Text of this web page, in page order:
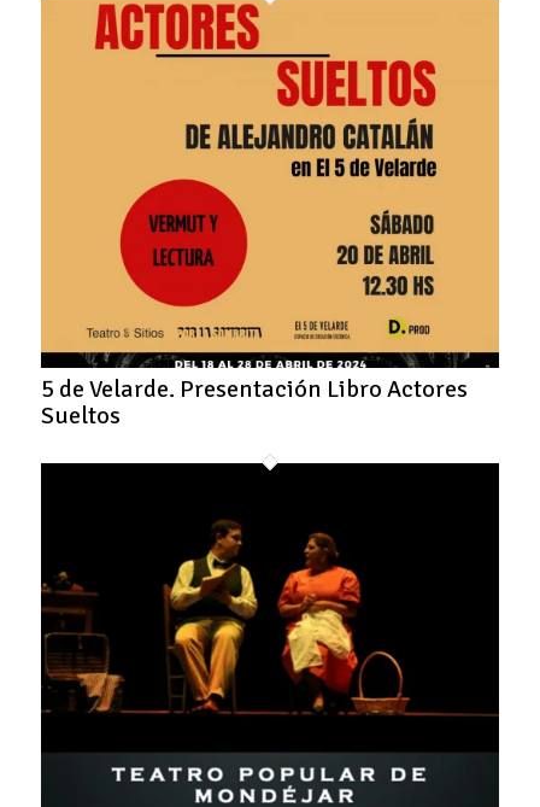
5 de Velarde. Presentación Libro Actores
Sueltos